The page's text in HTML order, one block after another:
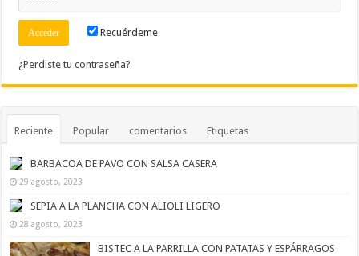
Recuérdeme
¿Perdiste tu contraseña?
Reciente Popular comentarios Etiquetas
BARBACOA DE PAVO CON SALSA CASERA
29 agosto, 2023
SEPIA A LA PLANCHA CON ALIOLI LIGERO
28 agosto, 2023
BISTEC A LA PARRILLA CON PATATAS Y ESPÁRRAGOS